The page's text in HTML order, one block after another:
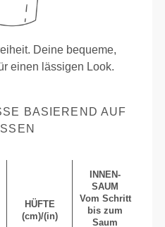
Deine bequeme,
einen lässigen Look.
BASIEREND AUF D
HÜFTE
(cm)/(in)
INNEN-
SAUM
Vom Schritt
bis zum
Saum